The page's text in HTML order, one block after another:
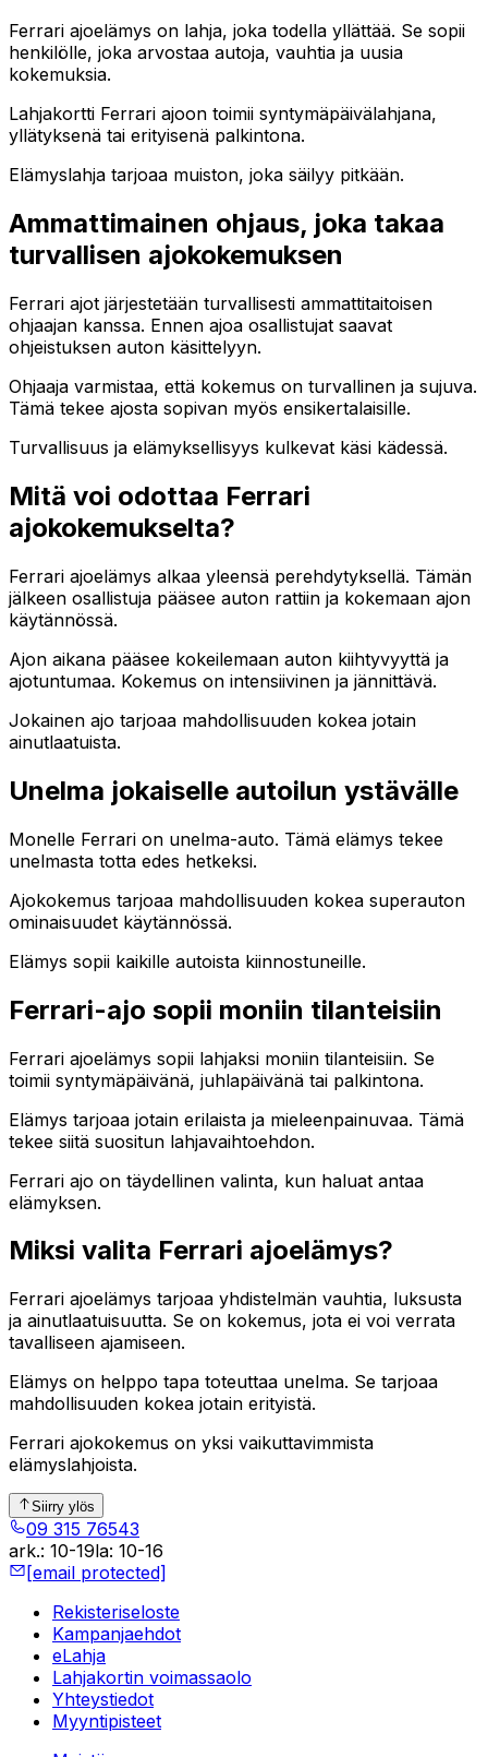
Ferrari ajoelämys on lahja, joka todella yllättää. Se sopii
henkilölle, joka arvostaa autoja, vauhtia ja uusia
kokemuksia.
Lahjakortti Ferrari ajoon toimii syntymäpäivälahjana,
yllätyksenä tai erityisenä palkintona.
Elämyslahja tarjoaa muiston, joka säilyy pitkään.
Ammattimainen ohjaus, joka takaa
turvallisen ajokokemuksen
Ferrari ajot järjestetään turvallisesti ammattitaitoisen
ohjaajan kanssa. Ennen ajoa osallistujat saavat
ohjeistuksen auton käsittelyyn.
Ohjaaja varmistaa, että kokemus on turvallinen ja sujuva.
Tämä tekee ajosta sopivan myös ensikertalaisille.
Turvallisuus ja elämyksellisyys kulkevat käsi kädessä.
Mitä voi odottaa Ferrari
ajokokemukselta?
Ferrari ajoelämys alkaa yleensä perehdytyksellä. Tämän
jälkeen osallistuja pääsee auton rattiin ja kokemaan ajon
käytännössä.
Ajon aikana pääsee kokeilemaan auton kiihtyvyyttä ja
ajotuntumaa. Kokemus on intensiivinen ja jännittävä.
Jokainen ajo tarjoaa mahdollisuuden kokea jotain
ainutlaatuista.
Unelma jokaiselle autoilun ystävälle
Monelle Ferrari on unelma-auto. Tämä elämys tekee
unelmasta totta edes hetkeksi.
Ajokokemus tarjoaa mahdollisuuden kokea superauton
ominaisuudet käytännössä.
Elämys sopii kaikille autoista kiinnostuneille.
Ferrari-ajo sopii moniin tilanteisiin
Ferrari ajoelämys sopii lahjaksi moniin tilanteisiin. Se
toimii syntymäpäivänä, juhlapäivänä tai palkintona.
Elämys tarjoaa jotain erilaista ja mieleenpainuvaa. Tämä
tekee siitä suositun lahjavaihtoehdon.
Ferrari ajo on täydellinen valinta, kun haluat antaa
elämyksen.
Miksi valita Ferrari ajoelämys?
Ferrari ajoelämys tarjoaa yhdistelmän vauhtia, luksusta
ja ainutlaatuisuutta. Se on kokemus, jota ei voi verrata
tavalliseen ajamiseen.
Elämys on helppo tapa toteuttaa unelma. Se tarjoaa
mahdollisuuden kokea jotain erityistä.
Ferrari ajokokemus on yksi vaikuttavimmista
elämyslahjoista.
Siirry ylös
09 315 76543
ark.: 10-19la: 10-16
[email protected]
Rekisteriseloste
Kampanjaehdot
eLahja
Lahjakortin voimassaolo
Yhteystiedot
Myyntipisteet